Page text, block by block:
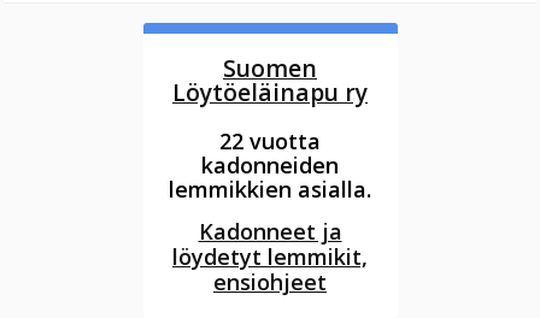
Suomen
Löytöeläinapu ry
22 vuotta
kadonneiden
lemmikkien asialla.
Kadonneet ja
löydetyt lemmikit,
ensiohjeet